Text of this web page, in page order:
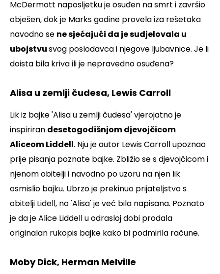
McDermott naposljetku je osuđen na smrt i završio
obješen, dok je Marks godine provela iza rešetaka
navodno se ne sjećajući da je sudjelovala u
ubojstvusvog poslodavca i njegove ljubavnice. Je li
doista bila kriva ili je nepravedno osuđena?
Alisa u zemlji čudesa, Lewis Carroll
Lik iz bajke 'Alisa u zemlji čudesa' vjerojatno je
inspiriran desetogodišnjom djevojčicom
Aliceom Liddell. Nju je autor Lewis Carroll upoznao
prije pisanja poznate bajke. Zbližio se s djevojčicom i
njenom obitelji i navodno po uzoru na njen lik
osmislio bajku. Ubrzo je prekinuo prijateljstvo s
obitelji Lidell, no 'Alisa' je već bila napisana. Poznato
je da je Alice Liddell u odrasloj dobi prodala
originalan rukopis bajke kako bi podmirila račune.
Moby Dick, Herman Melville